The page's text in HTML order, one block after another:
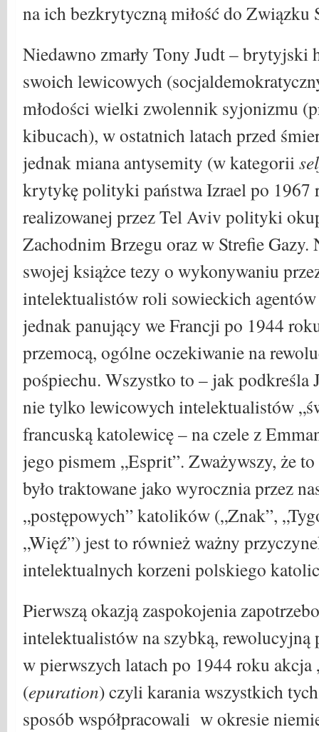
na ich bezkrytyczną miłość do Związku
Niedawno zmarły Tony Judt –
swoich lewicowych
młodości wielki zwolennik syjonizmu
kibucach), w ostatnich latach przed
jednak miana antysemity (w kategorii
krytykę polityki państwa Izrael po 1967
realizowanej przez Tel Aviv polityki
Zachodnim Brzegu oraz w Strefie Gazy.
swojej książce tezy o wykonywaniu
intelektualistów roli sowieckich
jednak panujący we Francji po 1944
przemocą, ogólne oczekiwanie na
pośpiechu. Wszystko to – jak podkreśla
nie tylko lewicowych intelektualistów
francuską katolewicę – na czele z
jego pismem „Esprit”. Zważywszy, że
było traktowane jako wyrocznia przez
„postępowych” katolików („Znak”,
„Więź”) jest to również ważny
intelektualnych korzeni polskiego
Pierwszą okazją zaspokojenia
intelektualistów na szybką, rewolucyjną
w pierwszych latach po 1944 roku akcja
(epuration) czyli karania wszystkich
sposób współpracowali w okresie